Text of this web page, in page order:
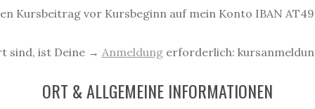
Kursbeitrag vor Kursbeginn auf mein Konto IBAN AT49
sind, ist Deine → Anmeldungerforderlich:
ORT & ALLGEMEINE INFORMATIONEN